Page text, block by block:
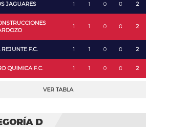
JAGUARES 1 1 0 0 2
1 1 0 0 2
REJUNTE F.C. 1 1 0 0 2
QUIMICA F.C. 1 1 0 0 2
VER TABLA
D